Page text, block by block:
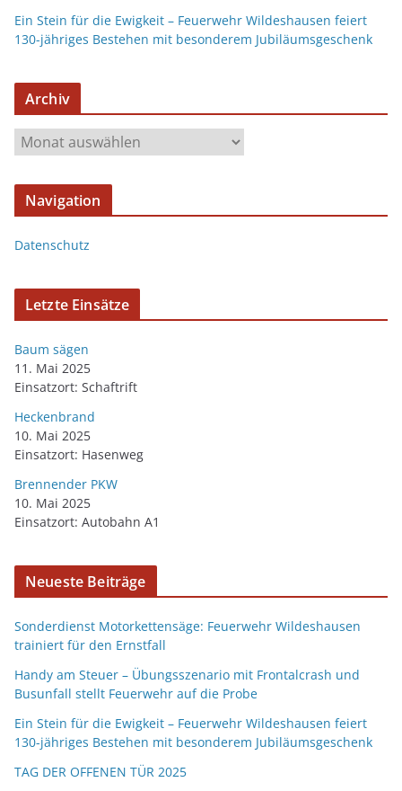
Ein Stein für die Ewigkeit – Feuerwehr Wildeshausen feiert
130-jähriges Bestehen mit besonderem Jubiläumsgeschenk
Archiv
Navigation
Datenschutz
Letzte Einsätze
Baum sägen
11. Mai 2025
Einsatzort: Schaftrift
Heckenbrand
10. Mai 2025
Einsatzort: Hasenweg
Brennender PKW
10. Mai 2025
Einsatzort: Autobahn A1
Neueste Beiträge
Sonderdienst Motorkettensäge: Feuerwehr Wildeshausen
trainiert für den Ernstfall
Handy am Steuer – Übungsszenario mit Frontalcrash und
Busunfall stellt Feuerwehr auf die Probe
Ein Stein für die Ewigkeit – Feuerwehr Wildeshausen feiert
130-jähriges Bestehen mit besonderem Jubiläumsgeschenk
TAG DER OFFENEN TÜR 2025